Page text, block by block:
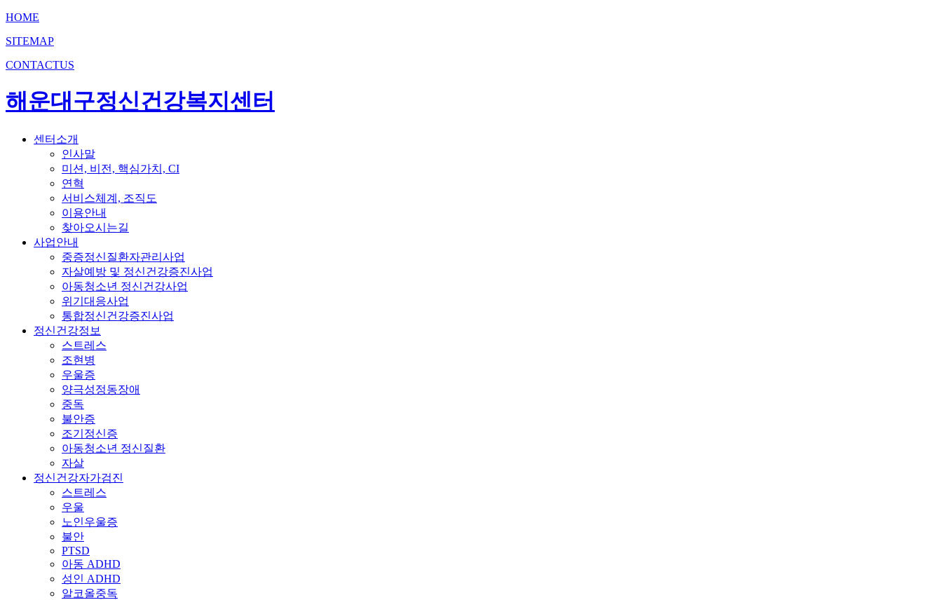
HOME
SITEMAP
CONTACTUS
해운대구정신건강복지센터
센터소개
인사말
미션, 비전, 핵심가치, CI
연혁
서비스체계, 조직도
이용안내
찾아오시는길
사업안내
중증정신질환자관리사업
자살예방 및 정신건강증진사업
아동청소년 정신건강사업
위기대응사업
통합정신건강증진사업
정신건강정보
스트레스
조현병
우울증
양극성정동장애
중독
불안증
조기정신증
아동청소년 정신질환
자살
정신건강자가검진
스트레스
우울
노인우울증
불안
PTSD
아동 ADHD
성인 ADHD
알코올중독